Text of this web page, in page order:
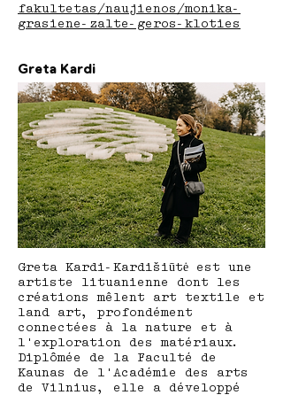
fakultetas/naujienos/monika-
grasiene-zalte-geros-kloties
Greta Kardi
Greta Kardi-Kardišiūtė est une
artiste lituanienne dont les
créations mêlent art textile et
land art, profondément
connectées à la nature et à
l'exploration des matériaux.
Diplômée de la Faculté de
Kaunas de l'Académie des arts
de Vilnius, elle a développé